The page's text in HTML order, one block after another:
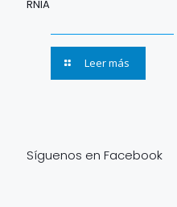
RNIA
Leer más
Síguenos en Facebook